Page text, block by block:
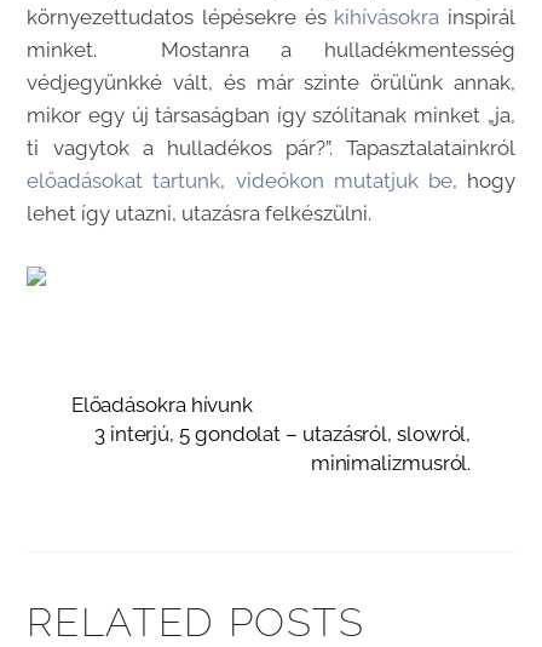
környezettudatos lépésekre és kihívásokra inspirál
minket. Mostanra a hulladékmentesség
védjegyünkké vált, és már szinte örülünk annak,
mikor egy új társaságban így szólítanak minket „ja,
ti vagytok a hulladékos pár?”. Tapasztalatainkról
előadásokat tartunk, videókon mutatjuk be, hogy
lehet így utazni, utazásra felkészülni.
Előadásokra hívunk
3 interjú, 5 gondolat – utazásról, slowról,
minimalizmusról.
RELATED POSTS